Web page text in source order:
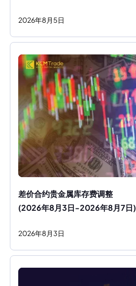
2026年8 月 5日
差价合约贵金属库存费调整
(2026年8月3日-2026年8月7日)
2026年8 月 3日